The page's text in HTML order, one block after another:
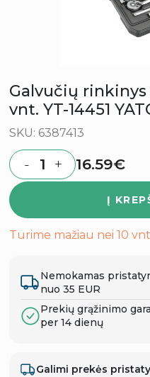
Galvučių rinkinys
vnt. YT-14451
SKU: 6387413
Quantity
- + 16.59€
Į
Turime mažiau nei 10
Nemokamas
nuo 35 EUR
Prekių grąžinimo
per 14 dienų
Galimi prekės